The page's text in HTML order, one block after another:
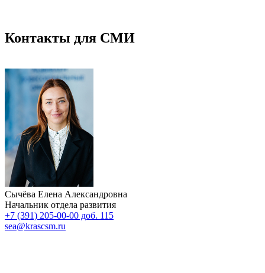
Контакты для СМИ
Сычёва Елена Александровна
Начальник отдела развития
+7 (391) 205-00-00 доб. 115
sea@krascsm.ru